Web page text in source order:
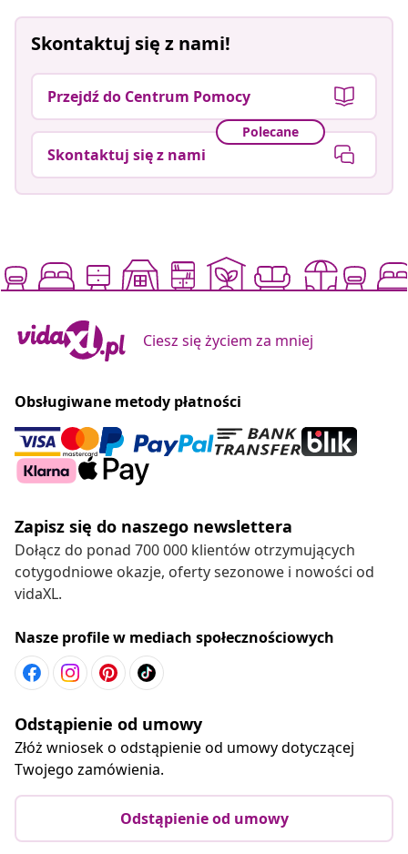
Skontaktuj się z nami!
Przejdź do Centrum Pomocy
Polecane
Skontaktuj się z nami
Ciesz się życiem za mniej
Obsługiwane metody płatności
Zapisz się do naszego newslettera
Dołącz do ponad 700 000 klientów otrzymujących
cotygodniowe okazje, oferty sezonowe i nowości od
vidaXL.
Nasze profile w mediach społecznościowych
Odstąpienie od umowy
Złóż wniosek o odstąpienie od umowy dotyczącej
Twojego zamówienia.
Odstąpienie od umowy